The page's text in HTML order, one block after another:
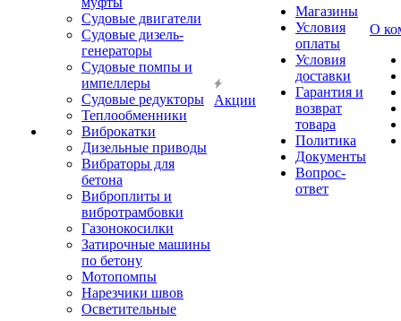
Судовые двигатели
Судовые дизель-
генераторы
Судовые помпы и
импеллеры
Судовые редукторы
Теплообменники
Виброкатки
Дизельные приводы
Вибраторы для
бетона
Виброплиты и
вибротрамбовки
Газонокосилки
Затирочные машины
по бетону
Мотопомпы
Нарезчики швов
Осветительные
Акции
Магазины
Условия
оплаты
Условия
доставки
Гарантия и
возврат
товара
Политика
Документы
Вопрос-
ответ
О